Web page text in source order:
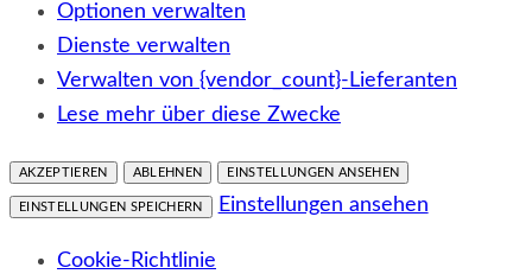
Optionen verwalten
Dienste verwalten
Verwalten von {vendor_count}-Lieferanten
Lese mehr über diese Zwecke
AKZEPTIEREN ABLEHNEN EINSTELLUNGEN ANSEHEN
EINSTELLUNGEN SPEICHERN Einstellungen ansehen
Cookie-Richtlinie